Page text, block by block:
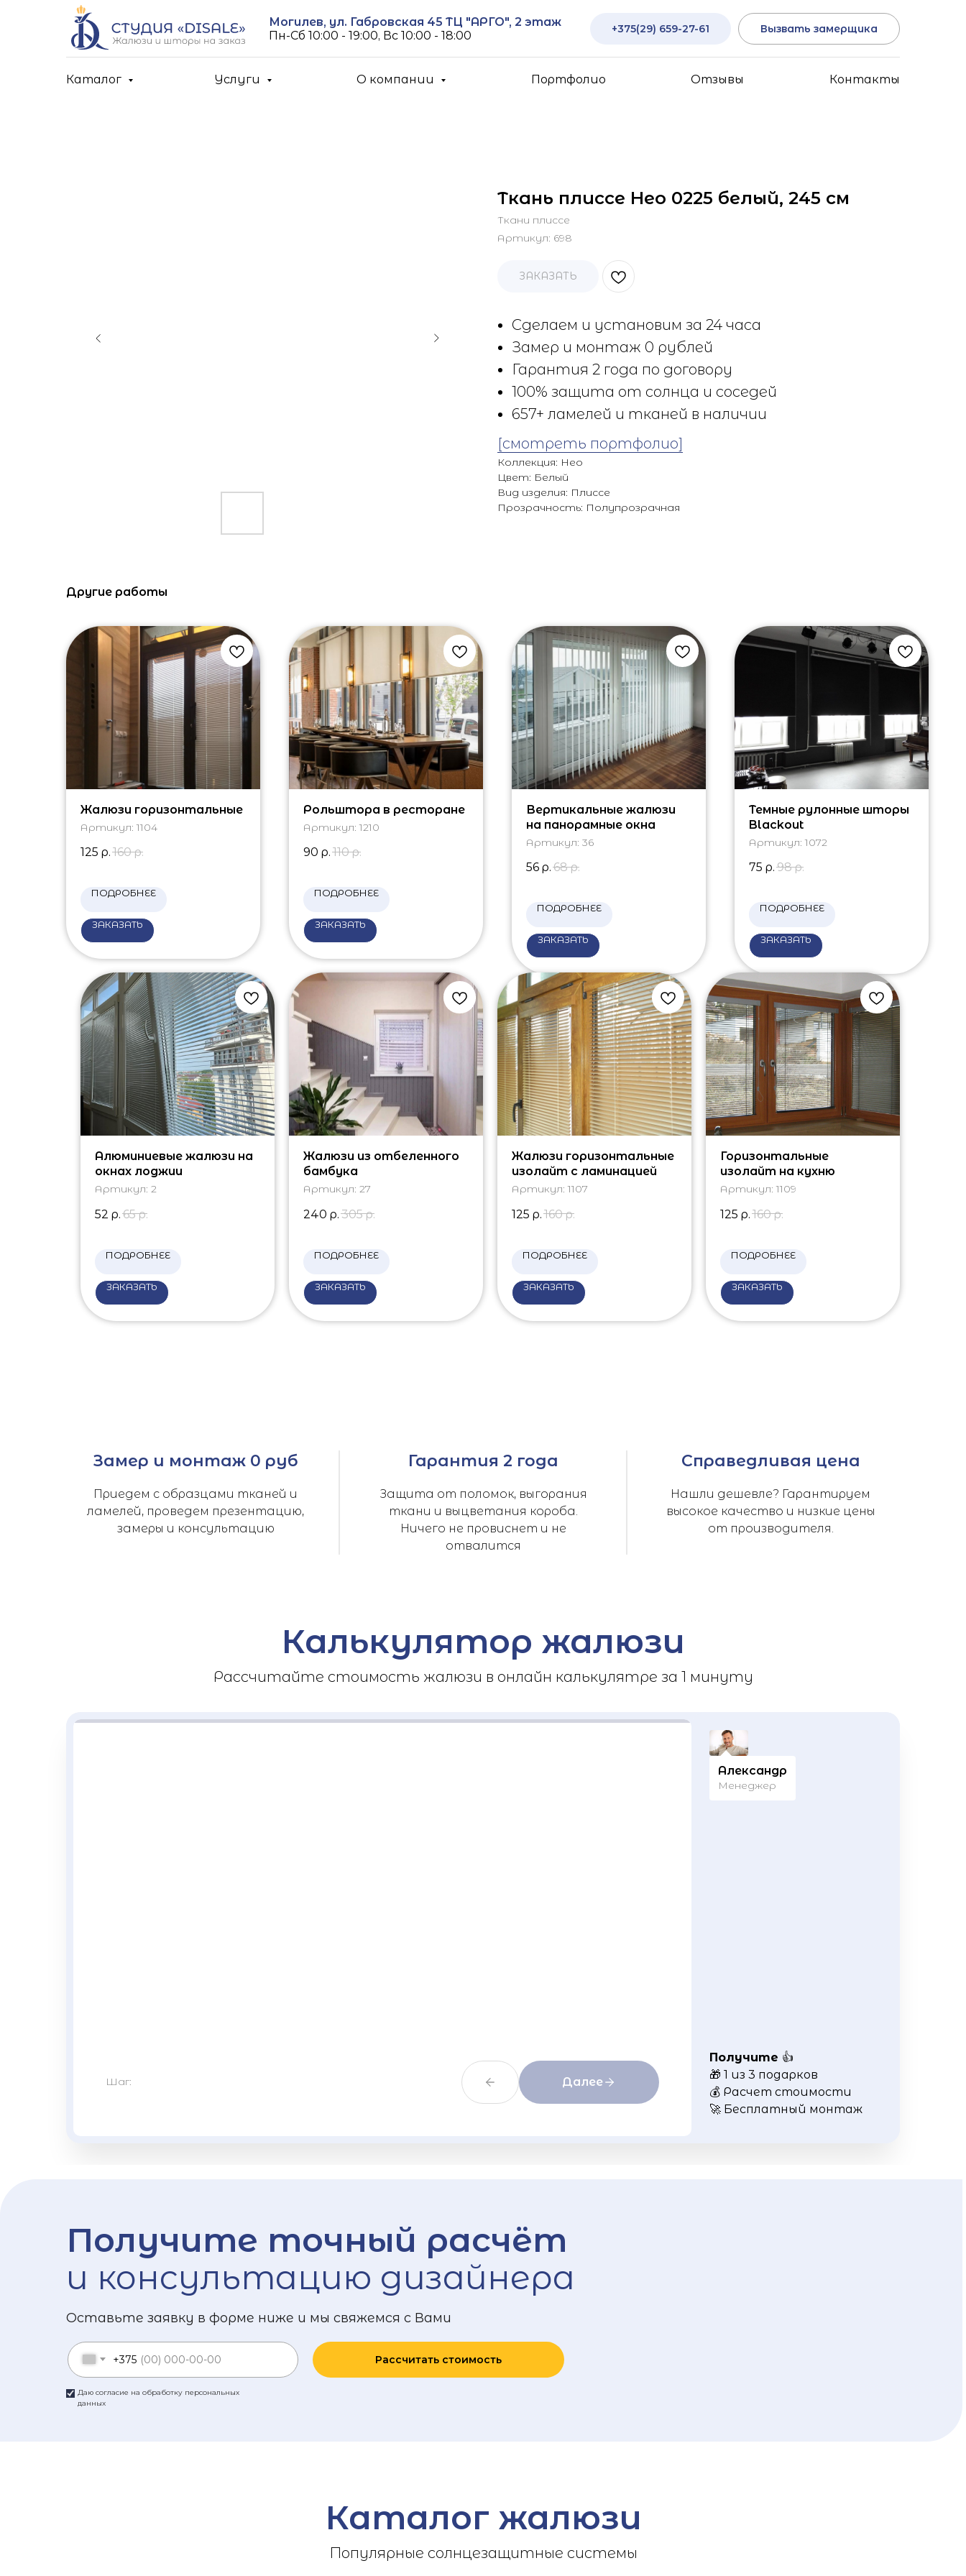
Могилев, ул. Габровская 45 ТЦ "АРГО", 2 этаж
Пн-Cб 10:00 - 19:00, Вс 10:00 - 18:00
+375(29) 659-27-61 Вызвать замерщика
Каталог Услуги О компании Портфолио Отзывы Контакты
Ткань плиссе Нео 0225 белый, 245 см
Ткани плиссе
Артикул: 698
ЗАКАЗАТЬ
Сделаем и установим за 24 часа
Замер и монтаж 0 рублей
Гарантия 2 года по договору
100% защита от солнца и соседей
657+ ламелей и тканей в наличии
[смотреть портфолио]
Коллекция: Нео
Цвет: Белый
Вид изделия: Плиссе
Прозрачность: Полупрозрачная
Другие работы
Жалюзи горизонтальные
Артикул: 1104
125 р. 160 р.
ПОДРОБНЕЕ
ЗАКАЗАТЬ
Рольштора в ресторане
Артикул: 1210
90 р. 110 р.
ПОДРОБНЕЕ
ЗАКАЗАТЬ
Вертикальные жалюзи
на панорамные окна
Артикул: 36
56 р. 68 р.
ПОДРОБНЕЕ
ЗАКАЗАТЬ
Темные рулонные шторы
Blackout
Артикул: 1072
75 р. 98 р.
ПОДРОБНЕЕ
ЗАКАЗАТЬ
Алюминиевые жалюзи на
окнах лоджии
Артикул: 2
52 р. 65 р.
ПОДРОБНЕЕ
ЗАКАЗАТЬ
Жалюзи из отбеленного
бамбука
Артикул: 27
240 р. 305 р.
ПОДРОБНЕЕ
ЗАКАЗАТЬ
Жалюзи горизонтальные
изолайт с ламинацией
Артикул: 1107
125 р. 160 р.
ПОДРОБНЕЕ
ЗАКАЗАТЬ
Горизонтальные
изолайт на кухню
Артикул: 1109
125 р. 160 р.
ПОДРОБНЕЕ
ЗАКАЗАТЬ
Замер и монтаж 0 руб
Приедем с образцами тканей и
ламелей, проведем презентацию,
замеры и консультацию
Гарантия 2 года
Защита от поломок, выгорания
ткани и выцветания короба.
Ничего не провиснет и не
отвалится
Справедливая цена
Нашли дешевле? Гарантируем
высокое качество и низкие цены
от производителя.
Калькулятор жалюзи
Рассчитайте стоимость жалюзи в онлайн калькулятре за 1 минуту
Александр
Менеджер
Получите 👍
🎁 1 из 3 подарков
💰 Расчет стоимости
🚀 Бесплатный монтаж
Шаг: Далее
Получите точный расчёт
и консультацию дизайнера
Оставьте заявку в форме ниже и мы свяжемся с Вами
Даю согласие на обработку персональных
данных
+375 Рассчитать стоимость
Каталог жалюзи
Популярные солнцезащитные системы